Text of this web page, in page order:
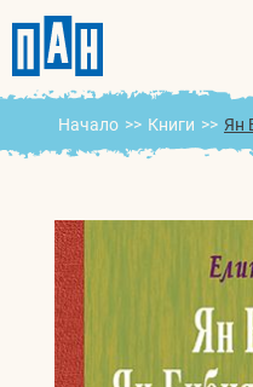
Начало >> Книги >> Ян